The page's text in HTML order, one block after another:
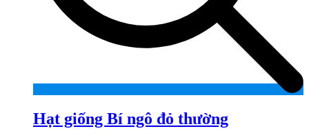
Hạt giống Bí ngô đỏ thường